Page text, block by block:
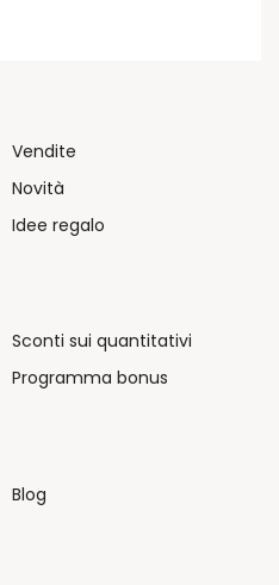
Vendite
Novità
Idee regalo
Sconti sui quantitativi
Programma bonus
Blog